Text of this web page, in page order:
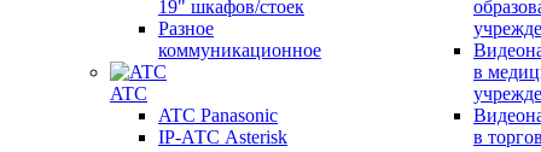
19" шкафов/стоек
Разное
коммуникационное
ATC
ATC Panasonic
IP-АТС Asterisk
в
в